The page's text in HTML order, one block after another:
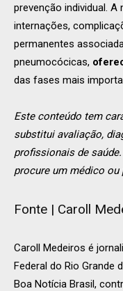
prevenção individual. A
internações,
permanentes
pneumocócicas,
das fases mais
Este conteúdo tem
substitui avaliação,
profissionais de
procure um médico
Fonte | Caroll
Caroll Medeiros é
Federal do Rio Grande
Boa Notícia Brasil,